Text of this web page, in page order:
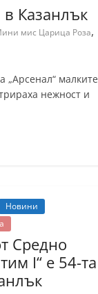
Казанлък
мис Царица Роза,
„Арсенал“ малките
нежност и
Новини
Средно
I“ е 54-та